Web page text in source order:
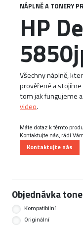
NÁPLNĚ A TONERY
HP
Všechny náplně,
prověřené a
tom jak fungujeme
video.
Máte dotaz k těmto
Kontaktujte nás, rádi
Kontaktujte nás
Objednávka
Kompatibilní
Originální